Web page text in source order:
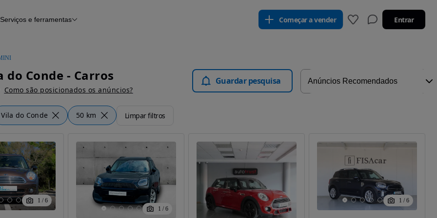
Serviços e ferramentas Começar a vender Entrar
do Conde - Carros
Como são posicionados os anúncios?
Guardar pesquisa
Vila do Conde 50 km Limpar filtros
1 / 6
1 / 6
1 / 6